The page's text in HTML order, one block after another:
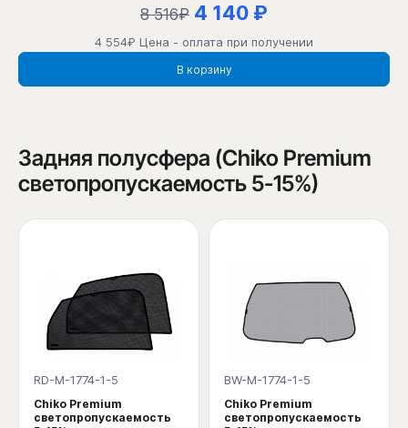
8 516₽ 4 140 ₽
4 554₽ Цена - оплата при получении
В корзину
Задняя полусфера (Chiko Premium
светопропускаемость 5-15%)
RD-M-1774-1-5
Chiko Premium
светопропускаемость
BW-M-1774-1-5
Chiko Premium
светопропускаемость